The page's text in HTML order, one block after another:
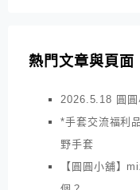
熱門文章與頁面
2026.5.18 圓
*手套交流福利
野手套
【圓圓小舖】